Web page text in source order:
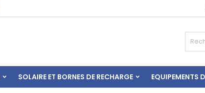
SOLAIRE ET BORNES DE RECHARGE EQUIPEMENTS